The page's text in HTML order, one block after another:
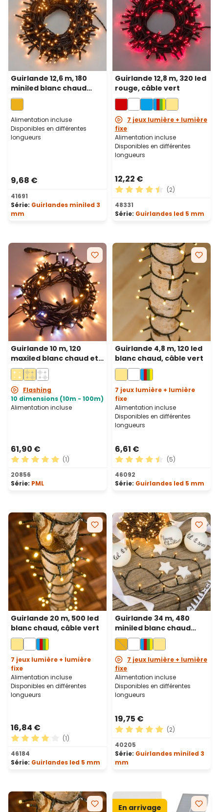
Guirlande 12,6 m, 180
miniled blanc chaud
traditionnel, câble vert
Alimentation incluse
Disponibles en différentes
longueurs
9,68 €
41691
Série: Guirlandes miniled 3
mm
Guirlande 12,8 m, 320 led
rouge, câble vert
7 jeux lumière + lumière
fixe
Alimentation incluse
Disponibles en différentes
longueurs
12,22 €
Note moyenne de 4.5 sur
(2)
48331
Série: Guirlandes led 5 mm
Guirlande 10 m, 120
maxiled blanc chaud et
blanc froid, câble vert,
prolongeable, IP67
Flashing
10 dimensions (10m - 100m)
Alimentation incluse
61,90 €
Note moyenne de 5 sur 5 étoiles
(1)
20856
Série: PML
Guirlande 4,8 m, 120 led
blanc chaud, câble vert
7 jeux lumière + lumière
fixe
Alimentation incluse
Disponibles en différentes
longueurs
6,61 €
Note moyenne de 4.6 sur
(5)
46092
Série: Guirlandes led 5 mm
Guirlande 20 m, 500 led
blanc chaud, câble vert
7 jeux lumière + lumière
fixe
Alimentation incluse
Disponibles en différentes
longueurs
16,84 €
Note moyenne de 4 sur 5 étoiles
(1)
46184
Série: Guirlandes led 5 mm
Guirlande 34 m, 480
miniled blanc chaud
traditionnel, câble vert
7 jeux lumière + lumière
fixe
Alimentation incluse
Disponibles en différentes
longueurs
19,75 €
Note moyenne de 5 sur 5
(2)
40205
Série: Guirlandes miniled 3
mm
En arrivage